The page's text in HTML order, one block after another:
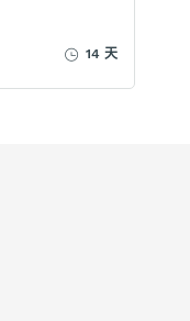
14 天